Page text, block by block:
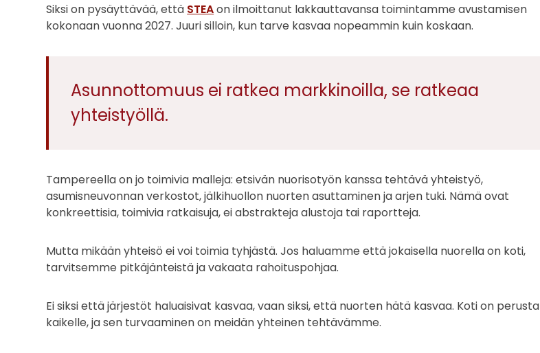
Siksi on pysäyttävää, että STEAon ilmoittanut lakkauttavansa toimintamme avustamisen
kokonaan vuonna 2027. Juuri silloin, kun tarve kasvaa nopeammin kuin koskaan.
Asunnottomuus ei ratkea markkinoilla, se ratkeaa
yhteistyöllä.
Tampereella on jo toimivia malleja: etsivän nuorisotyön kanssa tehtävä yhteistyö,
asumisneuvonnan verkostot, jälkihuollon nuorten asuttaminen ja arjen tuki. Nämä ovat
konkreettisia, toimivia ratkaisuja, ei abstrakteja alustoja tai raportteja.
Mutta mikään yhteisö ei voi toimia tyhjästä. Jos haluamme että jokaisella nuorella on koti,
tarvitsemme pitkäjänteistä ja vakaata rahoituspohjaa.
Ei siksi että järjestöt haluaisivat kasvaa, vaan siksi, että nuorten hätä kasvaa. Koti on perusta
kaikelle, ja sen turvaaminen on meidän yhteinen tehtävämme.